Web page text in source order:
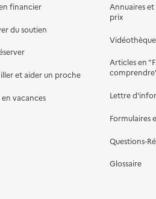
financier
du soutien
et aider un proche
en vacances
Annuaires
prix
Vidéothèque
Articles en
Lettre
Formulaires
Questions-
Glossaire